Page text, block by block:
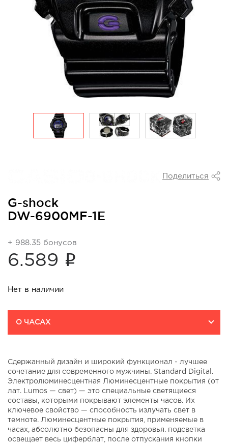
Поделиться
G-shock
DW-6900MF-1E
+ 988.35 бонусов
6.589 i
Нет в наличии
О ЧАСАХ
Сдержанный дизайн и широкий функционал - лучшее
сочетание для современного мужчины. Standard Digital.
Электролюминесцентная Люминесцентные покрытия (от
лат. Lumos — свет) — это специальные светящиеся
составы, которыми покрывают элементы часов. Их
ключевое свойство — способность излучать свет в
темноте. Люминесцентные покрытия, применяемые в
часах, абсолютно безопасны для здоровья. подсветка
освещает весь циферблат, после отпускания кнопки